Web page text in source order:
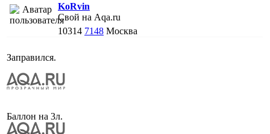
KoRvin
Свой на Aqa.ru
10314 7148 Москва
Заправился.
Баллон на 3л.